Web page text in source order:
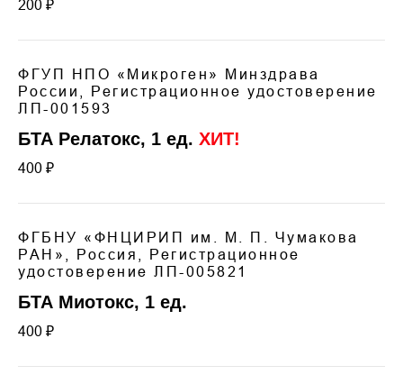
200 ₽
ФГУП НПО «Микроген» Минздрава
России, Регистрационное удостоверение
ЛП-001593
БТА Релатокс, 1 ед. ХИТ!
400 ₽
ФГБНУ «ФНЦИРИП им. М. П. Чумакова
РАН», Россия, Регистрационное
удостоверение ЛП-005821
БТА Миотокс, 1 ед.
400 ₽